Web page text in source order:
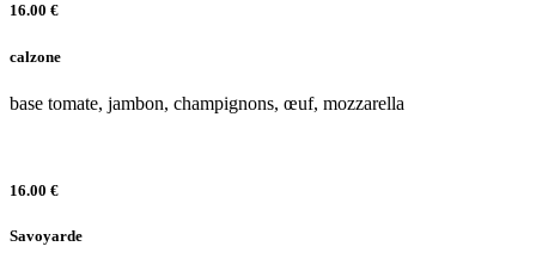
16.00 €
calzone
base tomate, jambon, champignons, œuf, mozzarella
16.00 €
Savoyarde